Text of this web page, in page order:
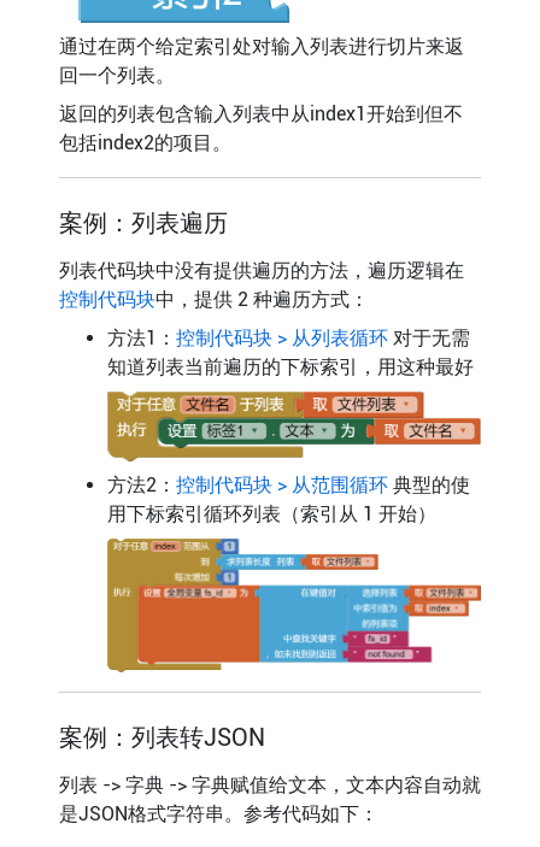
通过在两个给定索引处对输入列表进行切片来返
回一个列表。
返回的列表包含输入列表中从index1开始到但不
包括index2的项目。
案例：列表遍历
列表代码块中没有提供遍历的方法，遍历逻辑在
控制代码块中，提供 2 种遍历方式：
方法1： 控制代码块 > 从列表循环对于无需
知道列表当前遍历的下标索引，用这种最好
方法2： 控制代码块 > 从范围循环典型的使
用下标索引循环列表（索引从 1 开始）
案例：列表转JSON
列表 -> 字典 -> 字典赋值给文本，文本内容自动就
是JSON格式字符串。参考代码如下：